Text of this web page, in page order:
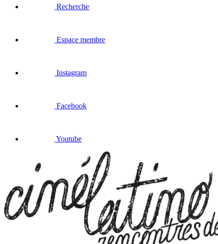
Recherche
Espace membre
Instagram
Facebook
Youtube